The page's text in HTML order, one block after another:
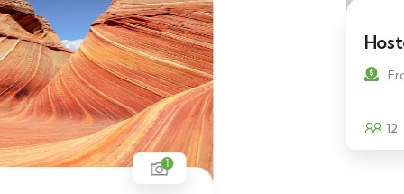
Hostel example
From
12